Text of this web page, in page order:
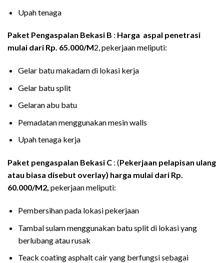
Upah tenaga
Paket Pengaspalan Bekasi B : Harga aspal penetrasi
mulai dari Rp. 65.000/M2, pekerjaan meliputi:
Gelar batu makadam di lokasi kerja
Gelar batu split
Gelaran abu batu
Pemadatan menggunakan mesin walls
Upah tenaga kerja
Paket pengaspalan Bekasi C : (Pekerjaan pelapisan ulang
atau biasa disebut overlay) harga mulai dari Rp.
60.000/M2, pekerjaan meliputi:
Pembersihan pada lokasi pekerjaan
Tambal sulam menggunakan batu split di lokasi yang
berlubang atau rusak
Teack coating asphalt cair yang berfungsi sebagai